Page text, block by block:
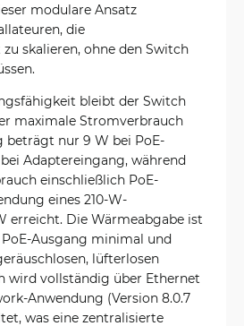
modulare Ansatz
die
skalieren, ohne den Switch
bleibt der Switch
maximale Stromverbrauch
beträgt nur 9 W bei PoE-
Adaptereingang, während
einschließlich PoE-
eines 210-W-
erreicht. Die Wärmeabgabe ist
Ausgang minimal und
lüfterlosen
wird vollständig über Ethernet
Anwendung (Version 8.0.7
was eine zentralisierte